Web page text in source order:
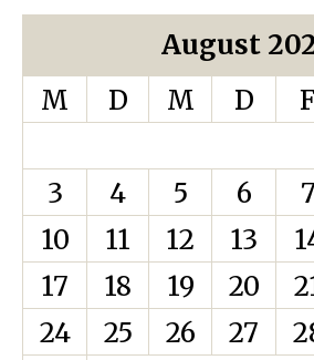
August
M
D M D F
3
4 5 6 7
10
11 12 13
17
18 19 20
24
25 26 27